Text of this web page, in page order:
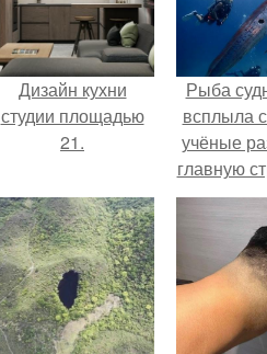
Дизайн кухни
студии площадью
21.
Рыба
всплыла
учёные
главную